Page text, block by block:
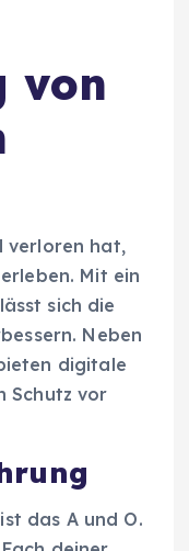
von
verloren hat,
Mit ein
sich die
Neben
digitale
Schutz vor
das A und O.